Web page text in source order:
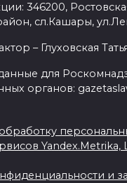
346200,
сл.Кашары,
– Глуховская
для
органов:
Yandex.Metrika,
и